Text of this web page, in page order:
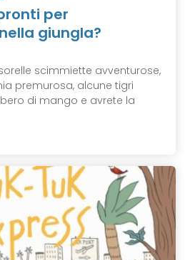
per
giungla?
scimmiette avventurose,
premurosa, alcune tigri
di mango e avrete la